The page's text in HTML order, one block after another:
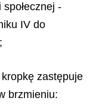
-
IV do
zastępuje
brzmieniu: